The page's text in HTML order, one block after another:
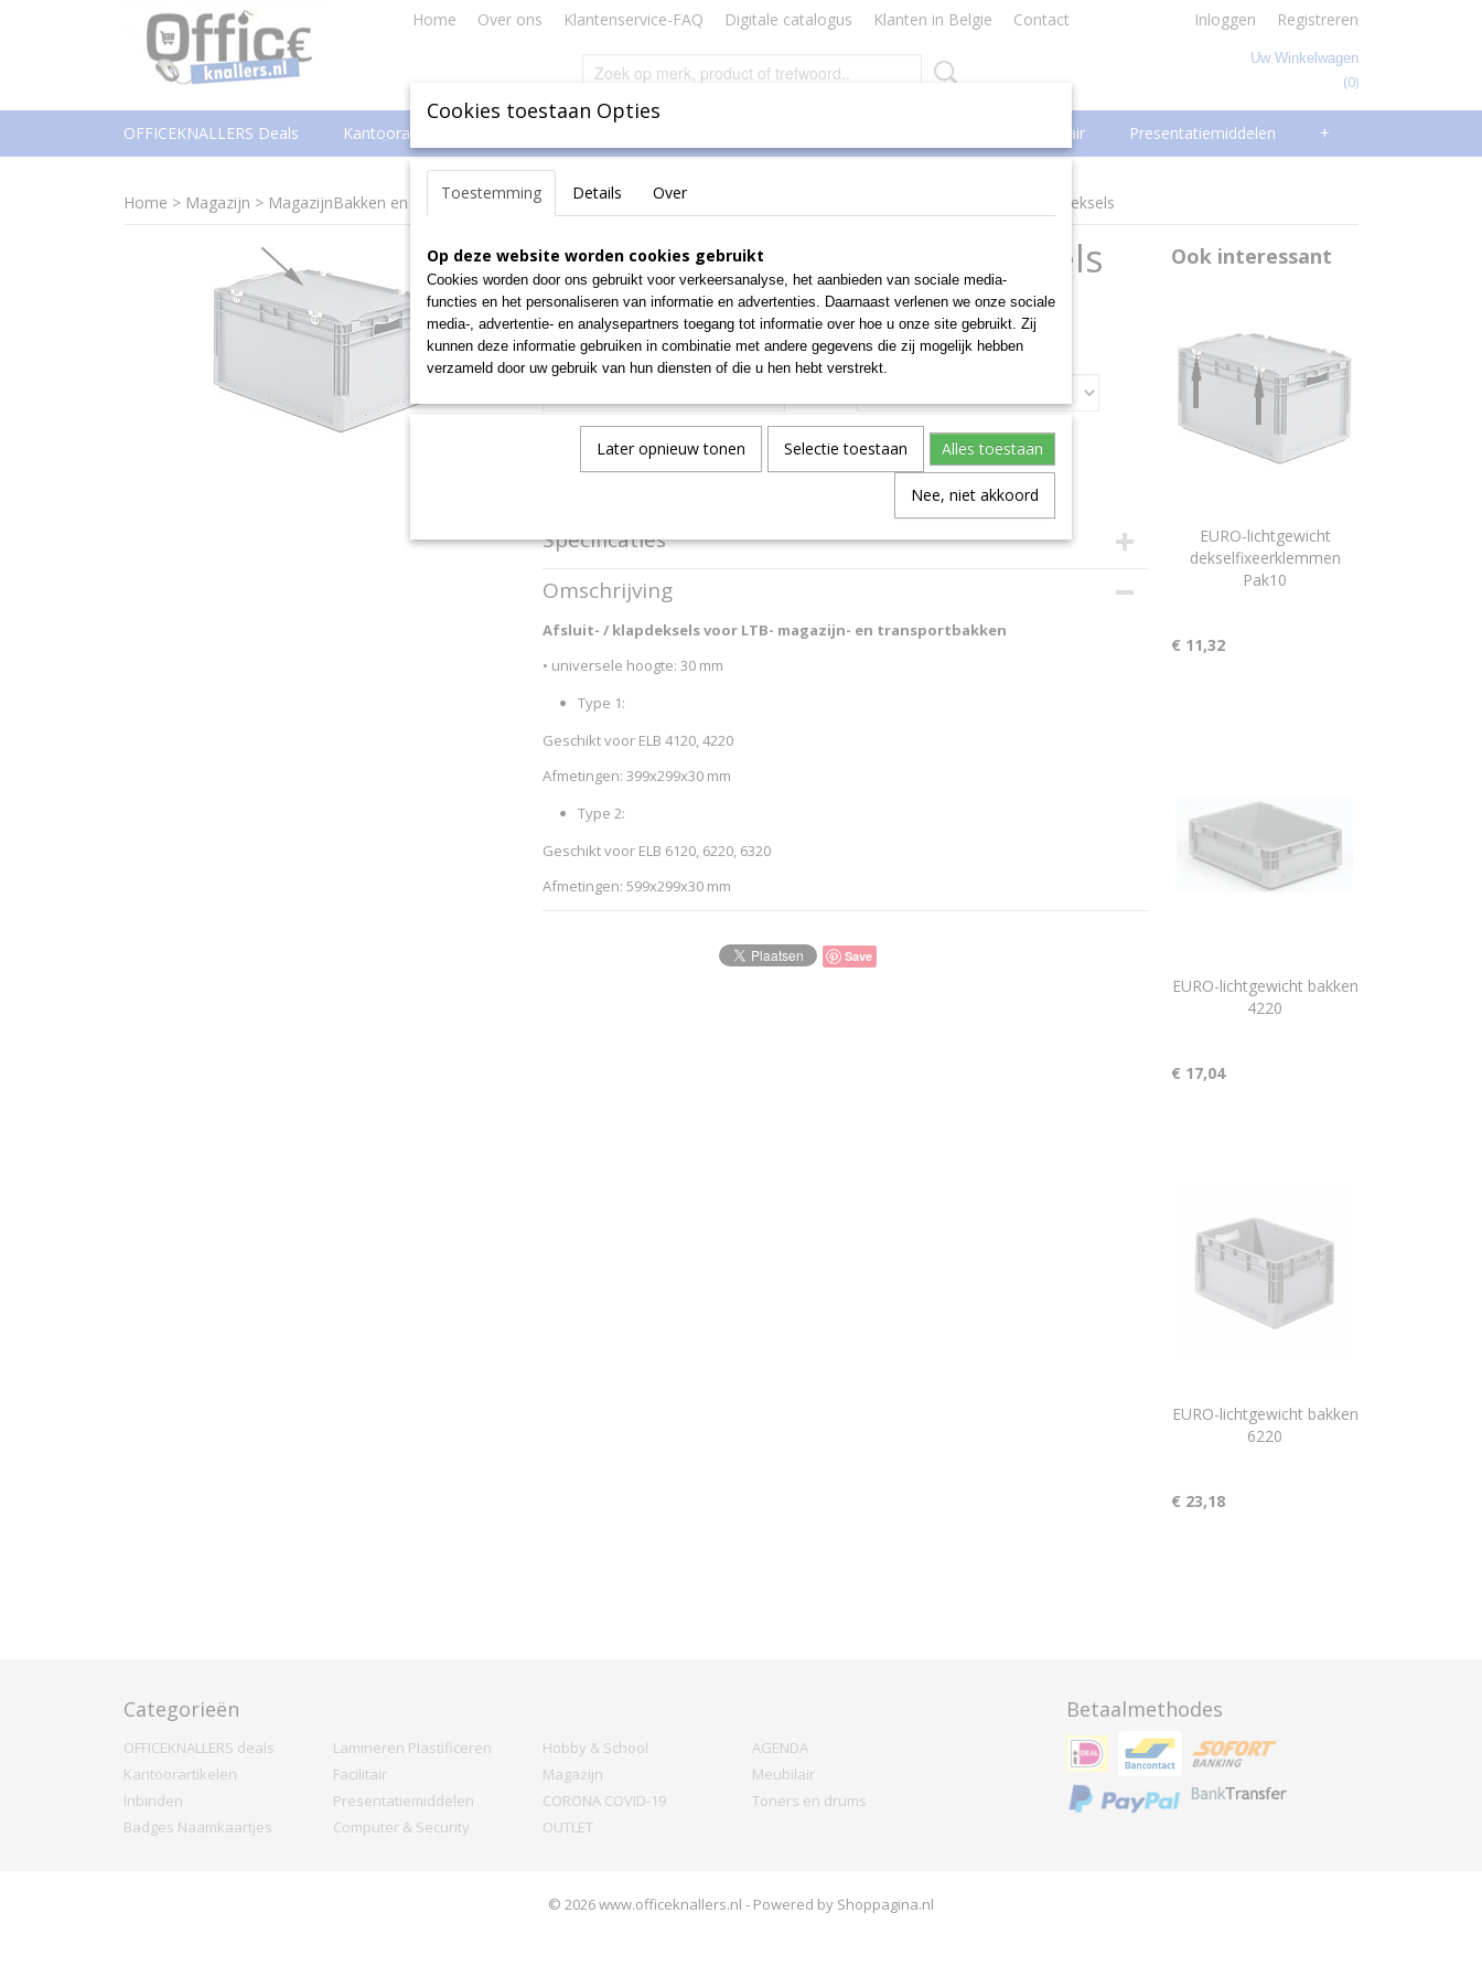
Home Over ons Klantenservice-FAQ Digitale catalogus Klanten in Belgie Contact Inloggen Registreren
Uw Winkelwagen
(0)
OFFICEKNALLERS Deals Kantoorartikelen Facilitair Presentatiemiddelen +
Home > Magazijn > MagazijnBakken en -Boxen>Magazijnbakken>Euro-fix-bakken EURO-lichtgewicht oplegdeksels
EURO-lichtgewicht oplegdeksels
€ 11,32
Type Aantal
IN WINKELWAGEN
Specificaties
Productcode
Productcode leverancier
Omschrijving
Afsluit- / klapdeksels voor LTB- magazijn- en transportbakken
• universele hoogte: 30 mm
Type 1:
Geschikt voor ELB 4120, 4220
Afmetingen: 399x299x30 mm
Type 2:
Geschikt voor ELB 6120, 6220, 6320
Afmetingen: 599x299x30 mm
Save
Ook interessant
EURO-lichtgewicht
dekselfixeerklemmen
Pak10
€ 11,32
EURO-lichtgewicht bakken
4220
€ 17,04
EURO-lichtgewicht bakken
6220
€ 23,18
Categorieën
OFFICEKNALLERS deals
Kantoorartikelen
Inbinden
Badges Naamkaartjes
Lamineren Plastificeren
Facilitair
Presentatiemiddelen
Computer & Security
Hobby & School
Magazijn
CORONA COVID-19
OUTLET
AGENDA
Meubilair
Toners en drums
Betaalmethodes
© 2026 www.officeknallers.nl - Powered by Shoppagina.nl
Cookies toestaan Opties
Toestemming Details Over
Op deze website worden cookies gebruikt
Cookies worden door ons gebruikt voor verkeersanalyse, het aanbieden van sociale media-
functies en het personaliseren van informatie en advertenties. Daarnaast verlenen we onze sociale
media-, advertentie- en analysepartners toegang tot informatie over hoe u onze site gebruikt. Zij
kunnen deze informatie gebruiken in combinatie met andere gegevens die zij mogelijk hebben
verzameld door uw gebruik van hun diensten of die u hen hebt verstrekt.
Later opnieuw tonen Selectie toestaan Alles toestaan
Nee, niet akkoord